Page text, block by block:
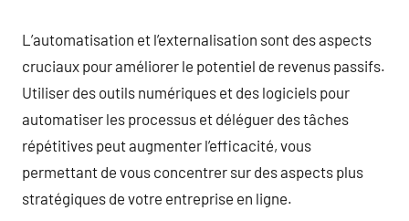
L’automatisation et l’externalisation sont des aspects
cruciaux pour améliorer le potentiel de revenus passifs.
Utiliser des outils numériques et des logiciels pour
automatiser les processus et déléguer des tâches
répétitives peut augmenter l’efficacité, vous
permettant de vous concentrer sur des aspects plus
stratégiques de votre entreprise en ligne.